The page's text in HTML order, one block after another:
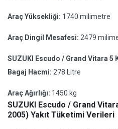
Araç Yüksekliği: 1740 milimetre
Araç Dingil Mesafesi: 2479
SUZUKI Escudo / Grand Vitara 5
Bagaj Hacmi: 278 Litre
Araç Ağırlığı: 1450 kg
SUZUKI Escudo / Grand
2005) Yakıt Tüketimi Verileri